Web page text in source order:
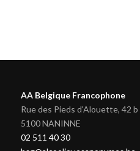
AA Belgique Francophone
Rue des Pieds d'Alouette, 42 b
5100 NANINNE
02 511 40 30